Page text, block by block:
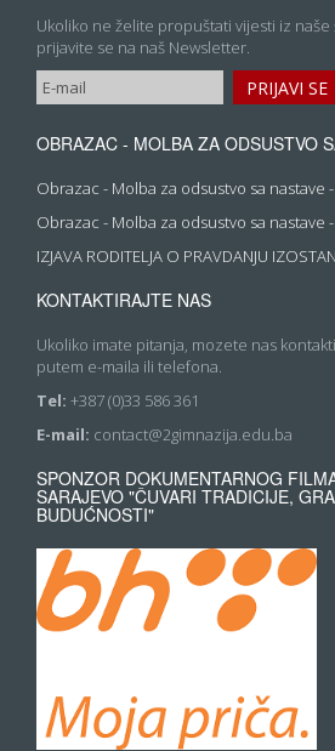
Ukoliko ne želite propuštati vijesti iz naše
prijavite se na naš Newsletter.
OBRAZAC - MOLBA ZA ODSUSTVO
Obrazac - Molba za odsustvo sa nastave -
Obrazac - Molba za odsustvo sa nastave
IZJAVA RODITELJA O PRAVDANJU
KONTAKTIRAJTE NAS
Ukoliko imate pitanja, mozete nas
putem e-maila ili telefona.
Tel: +387 (0)33 586 361
E-mail: contact@2gimnazija.edu.ba
SPONZOR DOKUMENTARNOG
SARAJEVO "ČUVARI TRADICIJE,
BUDUĆNOSTI"